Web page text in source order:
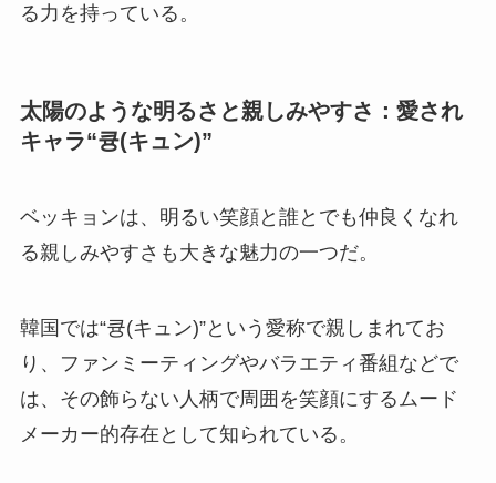
る力を持っている。
太陽のような明るさと親しみやすさ：愛され
キャラ“큥(キュン)”
ベッキョンは、明るい笑顔と誰とでも仲良くなれ
る親しみやすさも大きな魅力の一つだ。
韓国では“큥(キュン)”という愛称で親しまれてお
り、ファンミーティングやバラエティ番組などで
は、その飾らない人柄で周囲を笑顔にするムード
メーカー的存在として知られている。